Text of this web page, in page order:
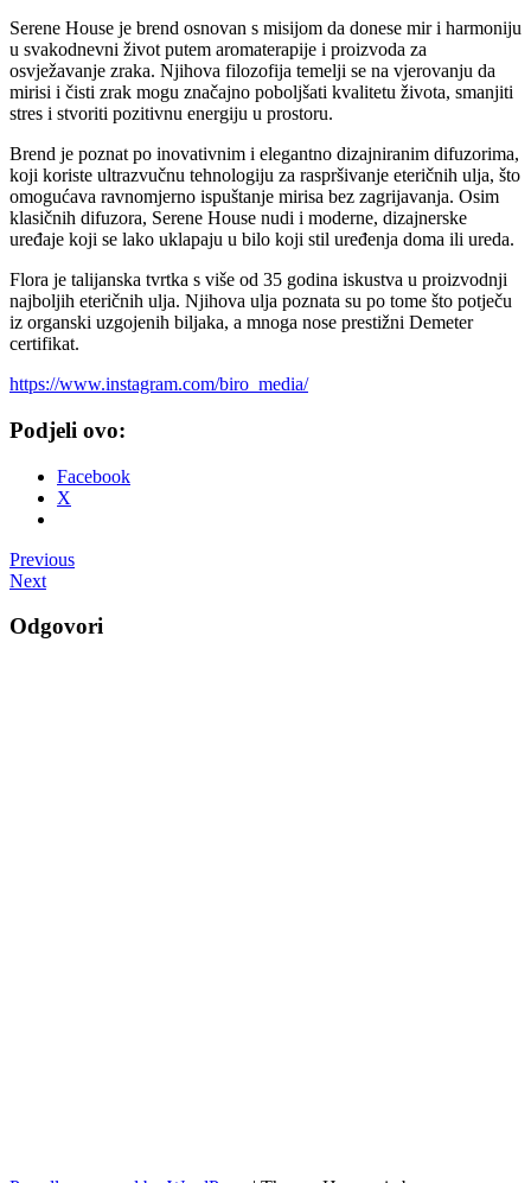
Serene House je brend osnovan s misijom da donese mir i harmoniju
u svakodnevni život putem aromaterapije i proizvoda za
osvježavanje zraka. Njihova filozofija temelji se na vjerovanju da
mirisi i čisti zrak mogu značajno poboljšati kvalitetu života, smanjiti
stres i stvoriti pozitivnu energiju u prostoru.
Brend je poznat po inovativnim i elegantno dizajniranim difuzorima,
koji koriste ultrazvučnu tehnologiju za raspršivanje eteričnih ulja, što
omogućava ravnomjerno ispuštanje mirisa bez zagrijavanja. Osim
klasičnih difuzora, Serene House nudi i moderne, dizajnerske
uređaje koji se lako uklapaju u bilo koji stil uređenja doma ili ureda.
Flora je talijanska tvrtka s više od 35 godina iskustva u proizvodnji
najboljih eteričnih ulja. Njihova ulja poznata su po tome što potječu
iz organski uzgojenih biljaka, a mnoga nose prestižni Demeter
certifikat.
https://www.instagram.com/biro_media/
Podjeli ovo:
Facebook
X
Post
navigation
Previous
Next
Odgovori